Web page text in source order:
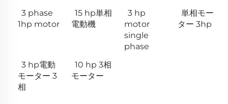
3 phase
1hp motor
15 hp単相
電動機
3 hp
motor
single
phase
単相モー
ター 3hp
3 hp電動
モーター 3
相
10 hp 3相
モーター